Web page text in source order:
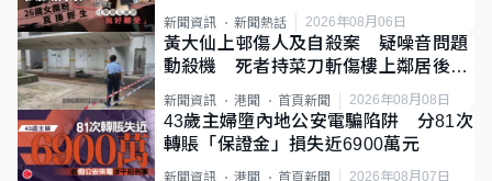
新聞資訊 新聞熱話 2026年08月06日
黃大仙上邨傷人及自殺案 疑噪音問題
動殺機 死者持菜刀斬傷樓上鄰居後墮
新聞資訊 港聞 首頁新聞 2026年08月08日
43歲主婦墮內地公安電騙陷阱 分81次
轉賬「保證金」損失近6900萬元
新聞資訊 港聞 首頁新聞 2026年08月07日